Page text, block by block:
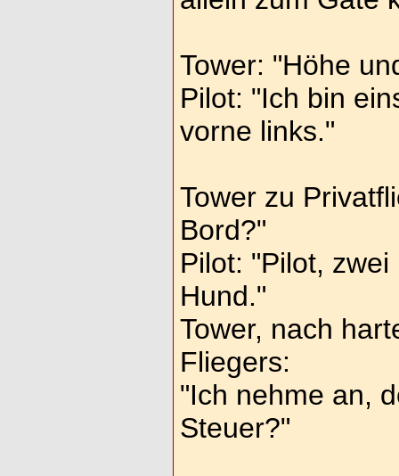
Tower: "Höhe
Pilot: "Ich bin
vorne links."
Tower zu
Bord?"
Pilot: "Pilot,
Hund."
Tower, nach
Fliegers:
"Ich nehme an,
Steuer?"